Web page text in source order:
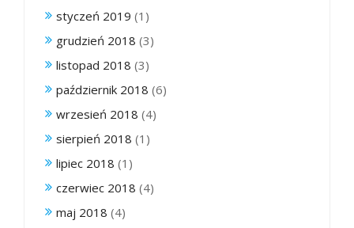
styczeń 2019 (1)
grudzień 2018 (3)
listopad 2018 (3)
październik 2018 (6)
wrzesień 2018 (4)
sierpień 2018 (1)
lipiec 2018 (1)
czerwiec 2018 (4)
maj 2018 (4)